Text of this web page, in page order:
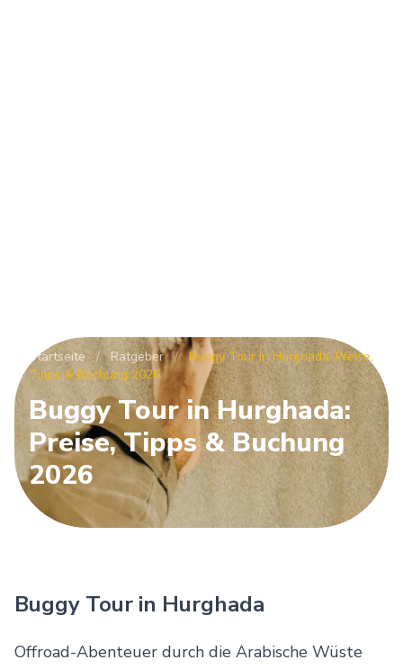
Startseite / Ratgeber /
Buggy Tour in Hurghada: Preise,
Tipps & Buchung 2026
Buggy Tour in Hurghada:
Preise, Tipps & Buchung
2026
Buggy Tour in Hurghada
Offroad-Abenteuer durch die Arabische Wüste